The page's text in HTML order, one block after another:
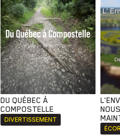
DU QUÉBEC À
COMPOSTELLE
DIVERTISSEMENT